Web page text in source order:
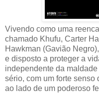
Vivendo como uma
chamado Khufu, Carter
Hawkman (Gavião
e disposto a proteger a
independente da
sério, com um forte senso
ao lado de um poderoso